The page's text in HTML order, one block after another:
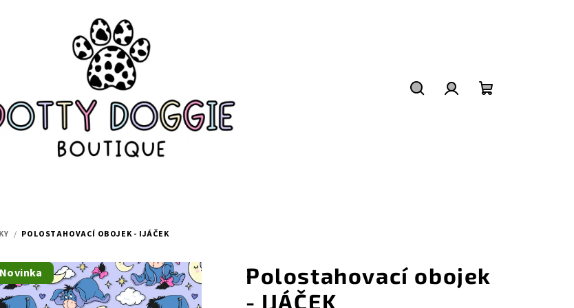
/ POLOSTAHOVACÍ OBOJEK - IJÁČEK
Polostahovací obojek
- IJÁČEK
Novinka